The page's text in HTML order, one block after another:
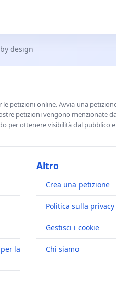
design
petizioni online. Avvia una
petizioni vengono menzionate
per ottenere visibilità dal pubblico
la
Altro
Crea una petizione
Politica sulla privacy
Gestisci i cookie
Chi siamo